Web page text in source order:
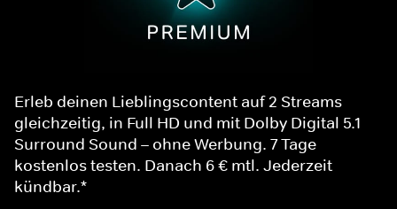
Erleb deinen Lieblingscontent auf 2 Streams
gleichzeitig, in Full HD und mit Dolby Digital 5.1
Surround Sound – ohne Werbung. 7 Tage
kostenlos testen. Danach 6 € mtl. Jederzeit
kündbar.*